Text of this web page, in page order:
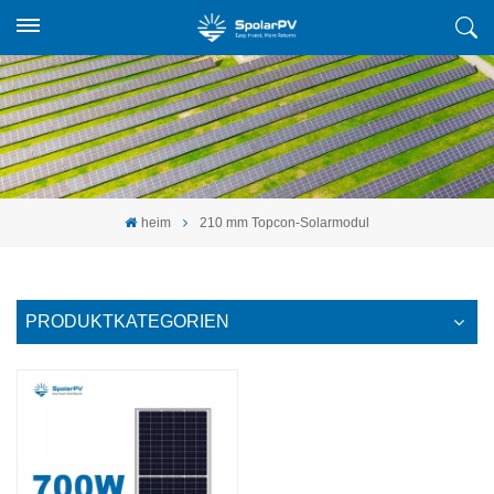
heim 210 mm Topcon-Solarmodul
PRODUKTKATEGORIEN